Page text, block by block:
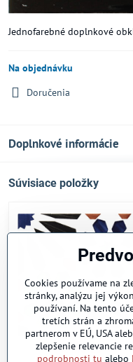
Jednofarebné doplnkové
Na objednávku
Doručenia
Doplnkové informácie
Súvisiace položky
A-MO-28
Cookies používame na
stránky, analýzu jej
používaní. Na tento
tretích strán a
partnerom v EÚ, USA
zlepšenie relevancie
podrobnosti tu alebo